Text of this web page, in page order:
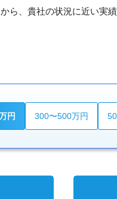
ら、貴社の状況に近い実
円 300〜500万円